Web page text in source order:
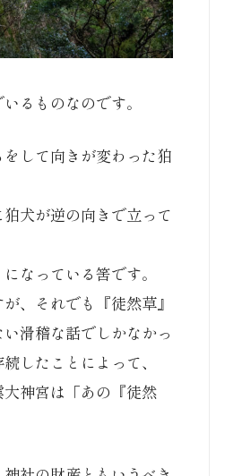
るものなのです。
して向きが変わった狛
犬が逆の向きで立って
なっている筈です。
、それでも『徒然草』
滑稽な話でしかなかっ
したことによって、
神宮は「あの『徒然